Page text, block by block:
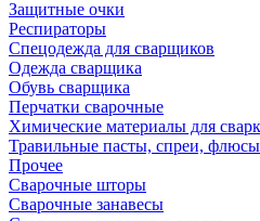
Защитные очки
Респираторы
Спецодежда для сварщиков
Одежда сварщика
Обувь сварщика
Перчатки сварочные
Химические материалы для
Травильные пасты, спреи, флюсы
Прочее
Сварочные шторы
Сварочные занавесы